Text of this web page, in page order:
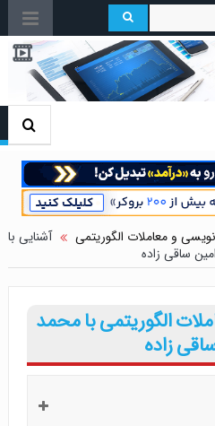
نویسی و معاملات الگوریتمی
آشنایی با
ساقی زاده
الگوریتمی با محمد
زاده